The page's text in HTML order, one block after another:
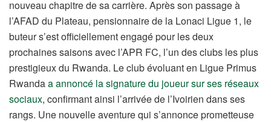
nouveau chapitre de sa carrière. Après son passage à
l’AFAD du Plateau, pensionnaire de la Lonaci Ligue 1, le
buteur s’est officiellement engagé pour les deux
prochaines saisons avec l’APR FC, l’un des clubs les plus
prestigieux du Rwanda. Le club évoluant en Ligue Primus
Rwandaa annoncé la signature du joueur sur ses réseaux
sociaux, confirmant ainsi l’arrivée de l’Ivoirien dans ses
rangs. Une nouvelle aventure qui s’annonce prometteuse